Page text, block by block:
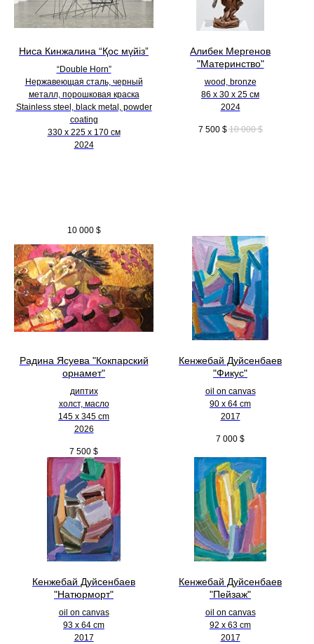
Ниса Кинжалина “Қос мүйіз”
“Double Horn”
Нержавеющая сталь, черный
металл, порошковая краска
Stainless steel, black metal, powder
coating
330 х 225 х 170 см
2024
10 000 $
Алибек Мергенов
"Материнство"
wood, bronze
86 х 30 х 25 см
2024
7 500 $ 10 000 $
Радина Ясуева "Кокпарский
орнамет"
диптих
холст, масло
145 х 345 cm
2026
7 500 $
Кенжебай Дуйсенбаев
"Фикус"
oil on canvas
90 x 64 cm
2017
7 000 $
Кенжебай Дуйсенбаев
"Натюрморт"
oil on canvas
93 x 64 cm
2017
Кенжебай Дуйсенбаев
"Пейзаж"
oil on canvas
92 x 63 cm
2017